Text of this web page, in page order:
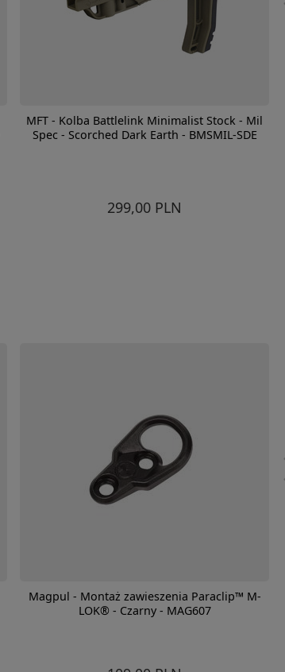
MFT - Kolba Battlelink Minimalist Stock - Mil
Spec - Scorched Dark Earth - BMSMIL-SDE
299,00 PLN
Magpul - Montaż zawieszenia Paraclip™ M-
LOK® - Czarny - MAG607